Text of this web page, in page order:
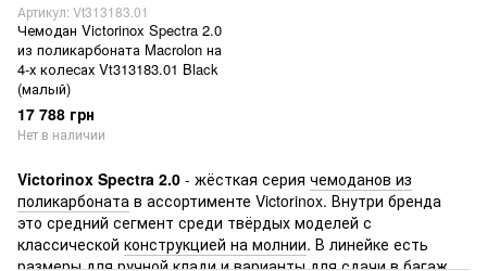
Артикул: Vt313183.01
Чемодан Victorinox Spectra 2.0
из поликарбоната Macrolon на
4-х колесах Vt313183.01 Black
(малый)
17 788 грн
Нет в наличии
Victorinox Spectra 2.0 - жёсткая серия чемоданов из
поликарбоната в ассортименте Victorinox. Внутри бренда
это средний сегмент среди твёрдых моделей с
классической конструкцией на молнии. В линейке есть
размеры для ручной кладии варианты для сдачи в багаж,